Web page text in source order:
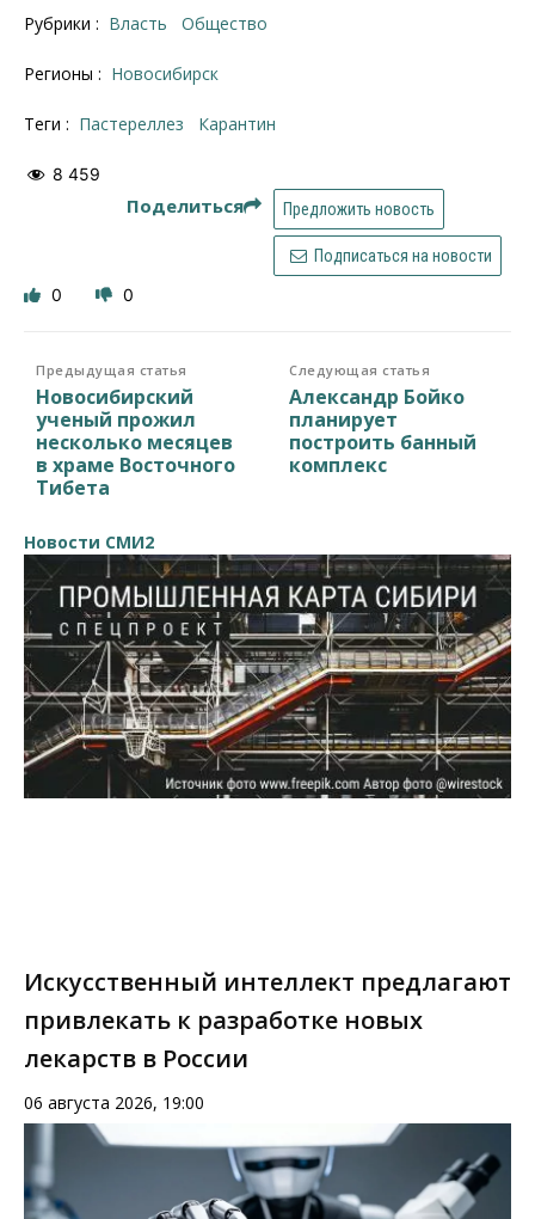
Рубрики : Власть Общество
Регионы : Новосибирск
Теги : пастереллез карантин
8 459
Поделиться Предложить новость
Подписаться на новости
0 0
Предыдущая статья
Новосибирский
ученый прожил
несколько месяцев
в храме Восточного
Тибета
Следующая статья
Александр Бойко
планирует
построить банный
комплекс
Новости СМИ2
Искусственный интеллект предлагают
привлекать к разработке новых
лекарств в России
06 августа 2026, 19:00